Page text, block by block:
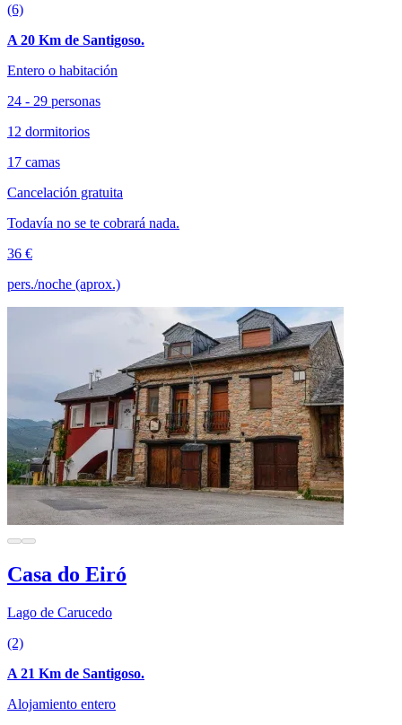
(6)
A 20 Km de Santigoso.
Entero o habitación
24 - 29 personas
12 dormitorios
17 camas
Cancelación gratuita
Todavía no se te cobrará nada.
36 €
pers./noche (aprox.)
Casa do Eiró
Lago de Carucedo
(2)
A 21 Km de Santigoso.
Alojamiento entero